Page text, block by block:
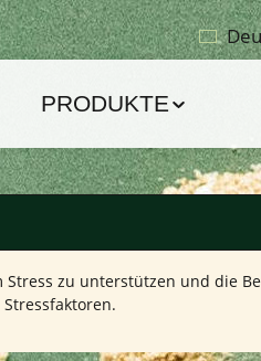
PRODUKTE
zu unterstützen und die